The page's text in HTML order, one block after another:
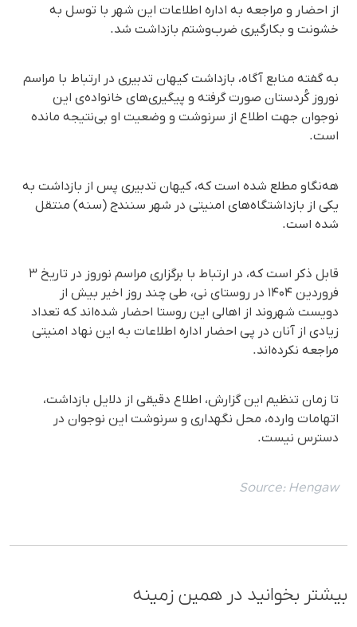
از احضار و مراجعه به اداره اطلاعات این شهر با توسل به
خشونت و بکارگیری ضرب‌وشتم بازداشت شد.
به گفته منابع آگاه، بازداشت کیهان تدبیری در ارتباط با مراسم
نوروز کُردستان صورت گرفته و پیگیری‌های خانواده‌ی این
نوجوان جهت اطلاع از سرنوشت و وضعیت او بی‌نتیجه مانده
است.
هه‌نگاو مطلع شده است که، کیهان تدبیری پس از بازداشت به
یکی از بازداشتگاه‌های امنیتی در شهر سنندج (سنه) منتقل
شده است.
قابل ذکر است که، در ارتباط با برگزاری مراسم نوروز در تاریخ ۳
فروردین ۱۴۰۴ در روستای نی، طی چند روز اخیر بیش از
دویست شهروند از اهالی این روستا احضار شده‌اند که تعداد
زیادی از آنان در پی احضار اداره اطلاعات به این نهاد امنیتی
مراجعه نکرده‌اند.
تا زمان تنظیم این گزارش، اطلاع دقیقی از دلایل بازداشت،
اتهامات وارده، محل نگهداری و سرنوشت این نوجوان در
دسترس نیست.
Source: Hengaw
بیشتر بخوانید در همین زمینه